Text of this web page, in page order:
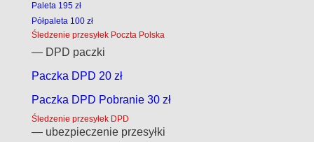
Paleta 195 zł
Półpaleta 100 zł
Śledzenie przesyłek Poczta Polska
— DPD paczki
Paczka DPD 20 zł
Paczka DPD Pobranie 30 zł
Śledzenie przesyłek DPD
— ubezpieczenie przesyłki